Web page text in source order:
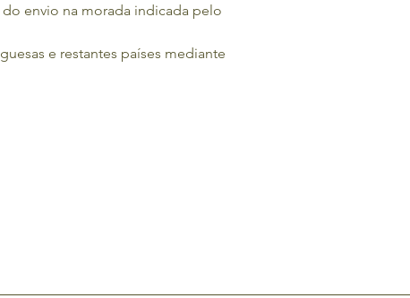
envio na morada indicada pelo
e restantes países mediante